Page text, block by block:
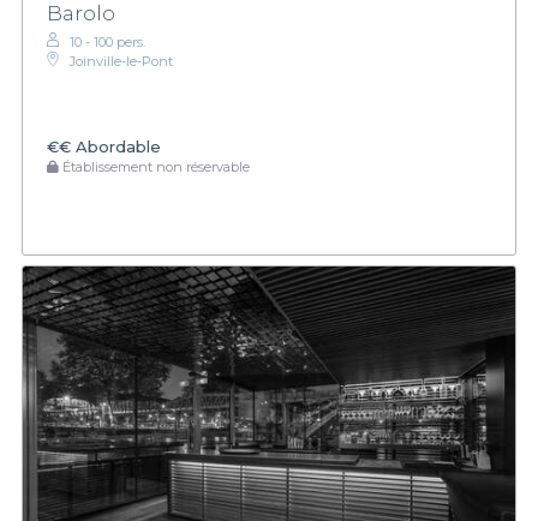
Barolo
10 - 100 pers.
Joinville-le-Pont
€€ Abordable
Établissement non réservable